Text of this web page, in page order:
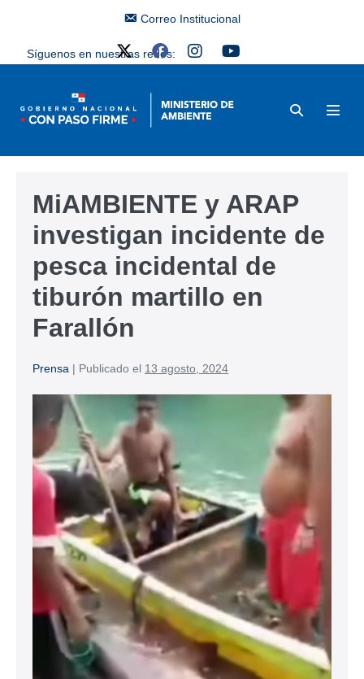
Correo Institucional
Síguenos en nuestras redes:
MiAMBIENTE y ARAP
investigan incidente de
pesca incidental de
tiburón martillo en
Farallón
Prensa | Publicado el 13 agosto, 2024